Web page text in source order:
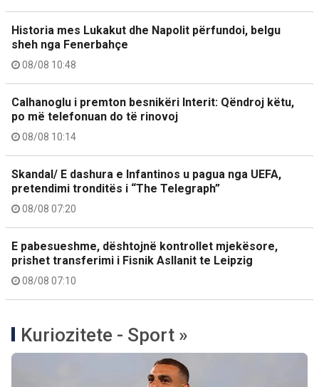
Historia mes Lukakut dhe Napolit përfundoi, belgu
sheh nga Fenerbahçe
08/08 10:48
Calhanoglu i premton besnikëri Interit: Qëndroj këtu,
po më telefonuan do të rinovoj
08/08 10:14
Skandal/ E dashura e Infantinos u pagua nga UEFA,
pretendimi tronditës i “The Telegraph”
08/08 07:20
E pabesueshme, dështojnë kontrollet mjekësore,
prishet transferimi i Fisnik Asllanit te Leipzig
08/08 07:10
Kuriozitete - Sport »